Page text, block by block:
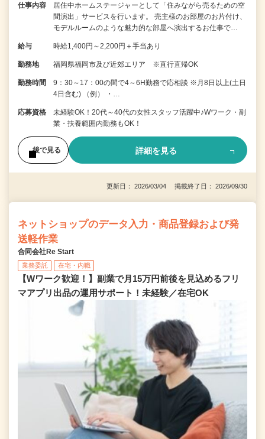
仕事内容
居住中ホームステージャーとして「住みながら売るための空
間演出」サービスを行います。 売主様のお部屋のお片付け、
モデルルームのような魅力的な部屋へ演出するお仕事で…
給与 時給1,400円～2,200円＋手当あり
勤務地 福岡県福岡市及び近郊エリア ※直行直帰OK
勤務時間
9：30～17：00の間で4～6H勤務で応相談 ※月8日以上(土日
4日含む) （例） ・…
応募資格
未経験OK！20代～40代の女性スタッフ活躍中♪Wワーク・副
業・扶養範囲内勤務もOK！
後で見る 詳細を見る
更新日： 2026/03/04 掲載終了日： 2026/09/30
ネットショップのデータ入力・商品登録および発
送軽作業
合同会社Re Start
業務委託 在宅・内職
【Wワーク歓迎！】副業で月15万円前後を見込めるフリ
マアプリ出品の運用サポート！未経験／在宅OK